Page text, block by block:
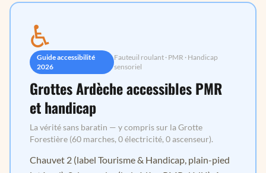
♿
Guide accessibilité
2026
Fauteuil roulant · PMR · Handicap
sensoriel
Grottes Ardèche accessibles PMR
et handicap
La vérité sans baratin — y compris sur la Grotte
Forestière (60 marches, 0 électricité, 0 ascenseur).
Chauvet 2 (label Tourisme & Handicap, plain-pied